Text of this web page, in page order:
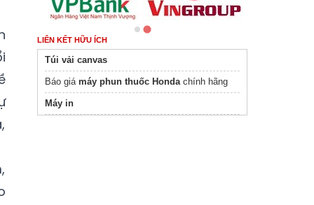
LIÊN KẾT HỮU ÍCH
Túi vải canvas
Báo giá máy phun thuốc Hondachính hãng
Máy in